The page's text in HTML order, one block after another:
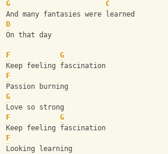
G
C
And many fantasies were learned
D
On that day
F
G
Keep feeling fascination
F
Passion burning
G
Love so strong
F
G
Keep feeling fascination
F
Looking learning